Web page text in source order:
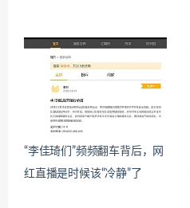
“李佳琦们”频频翻车背后，网
红直播是时候该“冷静”了